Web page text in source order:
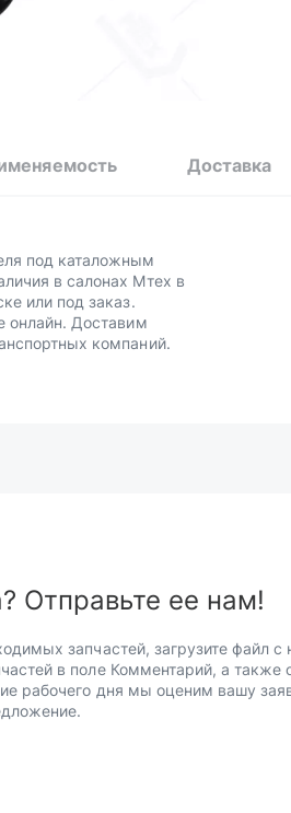
Доставка
под каталожным
в салонах Мтех в
или под заказ.
онлайн. Доставим
компаний.
Отправьте ее нам!
запчастей, загрузите файл с
в поле Комментарий, а также
рабочего дня мы оценим вашу